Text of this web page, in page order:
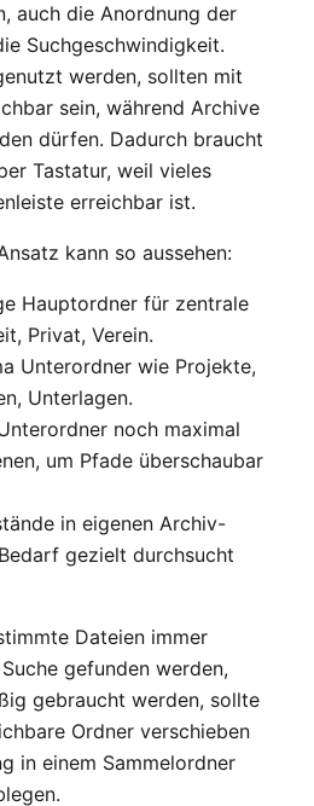
auch die Anordnung der
Suchgeschwindigkeit.
werden, sollten mit
sein, während Archive
dürfen. Dadurch braucht
Tastatur, weil vieles
erreichbar ist.
kann so aussehen:
Hauptordner für zentrale
Privat, Verein.
Unterordner wie Projekte,
Unterlagen.
noch maximal
um Pfade überschaubar
in eigenen Archiv-
gezielt durchsucht
Dateien immer
gefunden werden,
gebraucht werden, sollte
Ordner verschieben
in einem Sammelordner